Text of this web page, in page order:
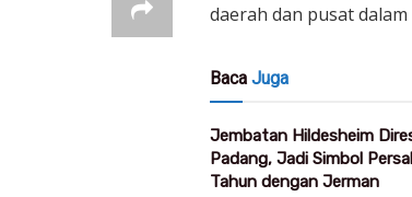
daerah dan pusat
Baca Juga
Jembatan Hildesheim
Padang, Jadi Simbol
Tahun dengan Jerman